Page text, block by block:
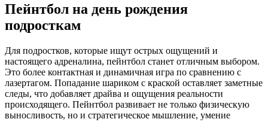
Пейнтбол на день рождения
подросткам
Для подростков, которые ищут острых ощущений и
настоящего адреналина, пейнтбол станет отличным выбором.
Это более контактная и динамичная игра по сравнению с
лазертагом. Попадание шариком с краской оставляет заметные
следы, что добавляет драйва и ощущения реальности
происходящего. Пейнтбол развивает не только физическую
выносливость, но и стратегическое мышление, умение